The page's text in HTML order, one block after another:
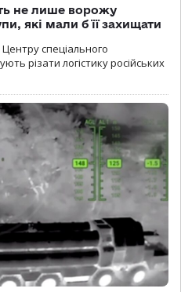
не лише ворожу
які мали б її захищати
спеціального
різати логістику російських